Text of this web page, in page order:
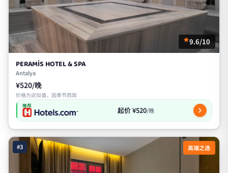
9.6/10
PERAMİS HOTEL & SPA
Antalya
¥520/晚
价格为近似值，因季节而异
推荐 起价 ¥520/晚
#3 高端之选